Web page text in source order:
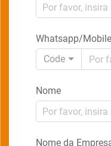
Whatsapp/Mobile
Code
Nome
Nome da